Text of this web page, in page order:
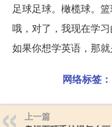
足球足球。橄榄球。
哦，对了，我现在学
如果你想学英语，那就
网络标签：
上一篇